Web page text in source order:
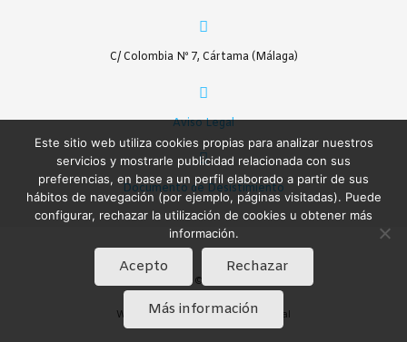
C/ Colombia Nº 7, Cártama (Málaga)
Aviso Legal
Documento de Desistimiento
SIC © 2020
Web diseñada por Soluciona Digital
Este sitio web utiliza cookies propias para analizar nuestros
servicios y mostrarle publicidad relacionada con sus
preferencias, en base a un perfil elaborado a partir de sus
hábitos de navegación (por ejemplo, páginas visitadas). Puede
configurar, rechazar la utilización de cookies u obtener más
información.
Acepto Rechazar
Más información